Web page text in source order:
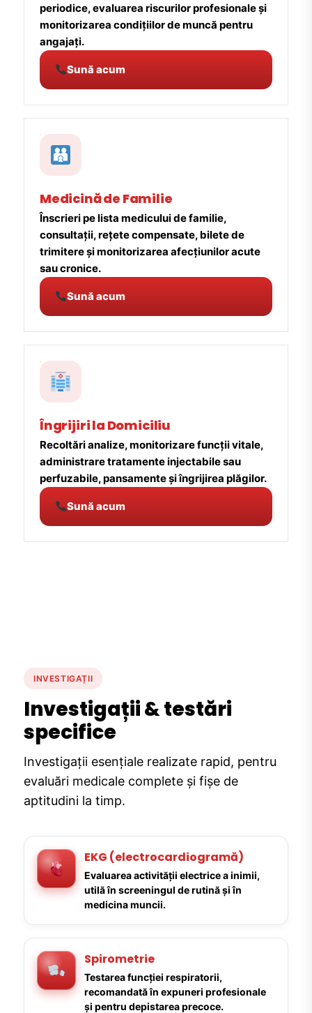
periodice, evaluarea riscurilor profesionale și
monitorizarea condițiilor de muncă pentru
angajați.
Sună acum
Medicină de Familie
Înscrieri pe lista medicului de familie,
consultații, rețete compensate, bilete de
trimitere și monitorizarea afecțiunilor acute
sau cronice.
Sună acum
Îngrijiri la Domiciliu
Recoltări analize, monitorizare funcții vitale,
administrare tratamente injectabile sau
perfuzabile, pansamente și îngrijirea plăgilor.
Sună acum
INVESTIGAȚII
Investigații & testări
specifice
Investigații esențiale realizate rapid, pentru
evaluări medicale complete și fișe de
aptitudini la timp.
EKG (electrocardiogramă)
Evaluarea activității electrice a inimii,
utilă în screeningul de rutină și în
medicina muncii.
Spirometrie
Testarea funcției respiratorii,
recomandată în expuneri profesionale
și pentru depistarea precoce.